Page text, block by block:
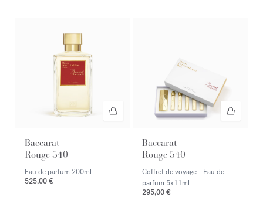
Baccarat
Rouge 540
Eau de parfum 200ml
525,00 €
Baccarat
Rouge 540
Coffret de voyage - Eau de
parfum 5x11ml
295,00 €